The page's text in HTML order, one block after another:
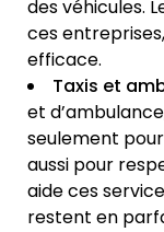
des véhicules.
ces
efficace.
Taxis et
et
seulement
aussi pour
aide ces
restent en